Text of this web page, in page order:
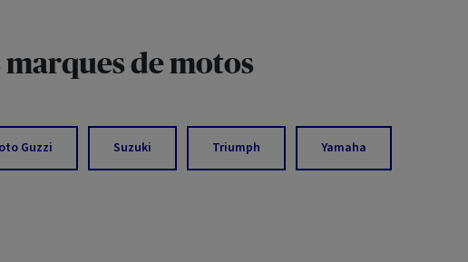
de motos
Guzzi Suzuki Triumph Yamaha